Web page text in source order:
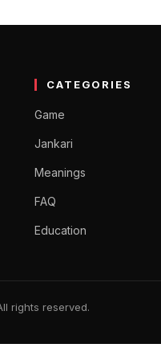
CATEGORIES
Game
Jankari
Meanings
FAQ
Education
rights reserved.